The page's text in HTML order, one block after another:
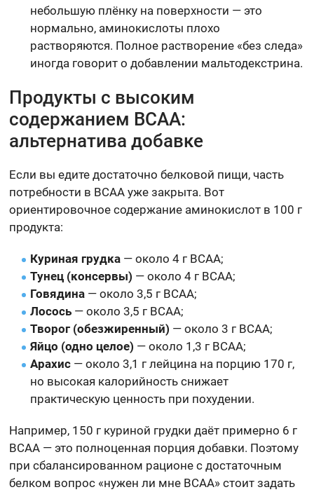
небольшую плёнку на поверхности — это
нормально, аминокислоты плохо
растворяются. Полное растворение «без следа»
иногда говорит о добавлении мальтодекстрина.
Продукты с высоким
содержанием BCAA:
альтернатива добавке
Если вы едите достаточно белковой пищи, часть
потребности в BCAA уже закрыта. Вот
ориентировочное содержание аминокислот в 100 г
продукта:
Куриная грудка — около 4 г BCAA;
Тунец (консервы) — около 4 г BCAA;
Говядина — около 3,5 г BCAA;
Лосось — около 3,5 г BCAA;
Творог (обезжиренный) — около 3 г BCAA;
Яйцо (одно целое) — около 1,3 г BCAA;
Арахис — около 3,1 г лейцина на порцию 170 г,
но высокая калорийность снижает
практическую ценность при похудении.
Например, 150 г куриной грудки даёт примерно 6 г
BCAA — это полноценная порция добавки. Поэтому
при сбалансированном рационе с достаточным
белком вопрос «нужен ли мне BCAA» стоит задать